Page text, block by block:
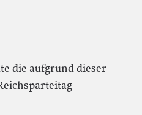
die aufgrund dieser